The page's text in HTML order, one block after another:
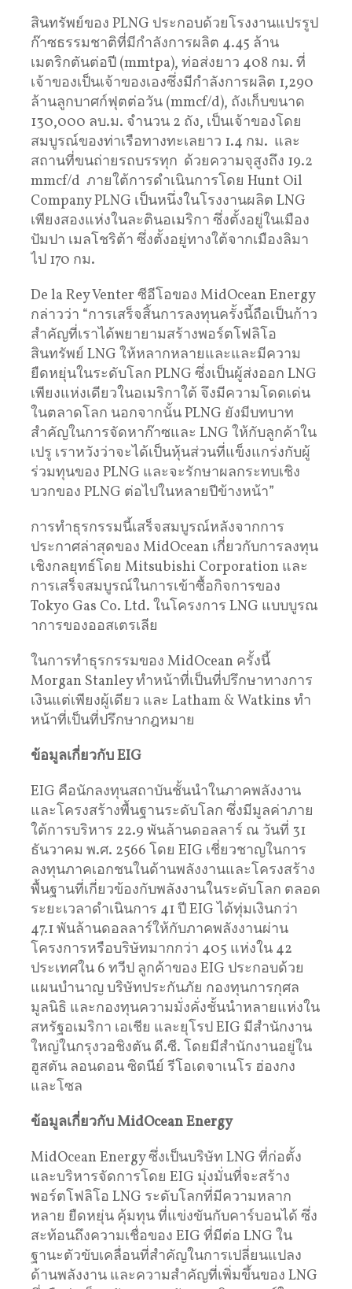
สินทรัพย์ของ PLNG ประกอบด้วยโรงงานแปรรูป
ก๊าซธรรมชาติที่มีกำลังการผลิต 4.45 ล้าน
เมตริกตันต่อปี (mmtpa), ท่อส่งยาว 408 กม. ที่
เจ้าของเป็นเจ้าของเองซึ่งมีกำลังการผลิต 1,290
ล้านลูกบาศก์ฟุตต่อวัน (mmcf/d), ถังเก็บขนาด
130,000 ลบ.ม. จำนวน 2 ถัง, เป็นเจ้าของโดย
สมบูรณ์ของท่าเรือทางทะเลยาว 1.4 กม. และ
สถานที่ขนถ่ายรถบรรทุก ด้วยความจุสูงถึง 19.2
mmcf/d ภายใต้การดำเนินการโดย Hunt Oil
Company PLNG เป็นหนึ่งในโรงงานผลิต LNG
เพียงสองแห่งในละตินอเมริกา ซึ่งตั้งอยู่ในเมือง
ปัมปา เมลโชริต้า ซึ่งตั้งอยู่ทางใต้จากเมืองลิมา
ไป 170 กม.
De la Rey Venter ซีอีโอของ MidOcean Energy
กล่าวว่า “การเสร็จสิ้นการลงทุนครั้งนี้ถือเป็นก้าว
สำคัญที่เราได้พยายามสร้างพอร์ตโฟลิโอ
สินทรัพย์ LNG ให้หลากหลายและและมีความ
ยืดหยุ่นในระดับโลก PLNG ซึ่งเป็นผู้ส่งออก LNG
เพียงแห่งเดียวในอเมริกาใต้ จึงมีความโดดเด่น
ในตลาดโลก นอกจากนั้น PLNG ยังมีบทบาท
สำคัญในการจัดหาก๊าซและ LNG ให้กับลูกค้าใน
เปรู เราหวังว่าจะได้เป็นหุ้นส่วนที่แข็งแกร่งกับผู้
ร่วมทุนของ PLNG และจะรักษาผลกระทบเชิง
บวกของ PLNG ต่อไปในหลายปีข้างหน้า”
การทำธุรกรรมนี้เสร็จสมบูรณ์หลังจากการ
ประกาศล่าสุดของ MidOcean เกี่ยวกับการลงทุน
เชิงกลยุทธ์โดย Mitsubishi Corporation และ
การเสร็จสมบูรณ์ในการเข้าซื้อกิจการของ
Tokyo Gas Co. Ltd. ในโครงการ LNG แบบบูรณ
าการของออสเตรเลีย
ในการทำธุรกรรมของ MidOcean ครั้งนี้
Morgan Stanley ทำหน้าที่เป็นที่ปรึกษาทางการ
เงินแต่เพียงผู้เดียว และ Latham & Watkins ทำ
หน้าที่เป็นที่ปรึกษากฎหมาย
ข้อมูลเกี่ยวกับ EIG
EIG คือนักลงทุนสถาบันชั้นนำในภาคพลังงาน
และโครงสร้างพื้นฐานระดับโลก ซึ่งมีมูลค่าภาย
ใต้การบริหาร 22.9 พันล้านดอลลาร์ ณ วันที่ 31
ธันวาคม พ.ศ. 2566 โดย EIG เชี่ยวชาญในการ
ลงทุนภาคเอกชนในด้านพลังงานและโครงสร้าง
พื้นฐานที่เกี่ยวข้องกับพลังงานในระดับโลก ตลอด
ระยะเวลาดำเนินการ 41 ปี EIG ได้ทุ่มเงินกว่า
47.1 พันล้านดอลลาร์ให้กับภาคพลังงานผ่าน
โครงการหรือบริษัทมากกว่า 405 แห่งใน 42
ประเทศใน 6 ทวีป ลูกค้าของ EIG ประกอบด้วย
แผนบำนาญ บริษัทประกันภัย กองทุนการกุศล
มูลนิธิ และกองทุนความมั่งคั่งชั้นนำหลายแห่งใน
สหรัฐอเมริกา เอเชีย และยุโรป EIG มีสำนักงาน
ใหญ่ในกรุงวอชิงตัน ดี.ซี. โดยมีสำนักงานอยู่ใน
ฮูสตัน ลอนดอน ซิดนีย์ รีโอเดจาเนโร ฮ่องกง
และโซล
ข้อมูลเกี่ยวกับ MidOcean Energy
MidOcean Energy ซึ่งเป็นบริษัท LNG ที่ก่อตั้ง
และบริหารจัดการโดย EIG มุ่งมั่นที่จะสร้าง
พอร์ตโฟลิโอ LNG ระดับโลกที่มีความหลาก
หลาย ยืดหยุ่น คุ้มทุน ที่แข่งขันกับคาร์บอนได้ ซึ่ง
สะท้อนถึงความเชื่อของ EIG ที่มีต่อ LNG ใน
ฐานะตัวขับเคลื่อนที่สำคัญในการเปลี่ยนแปลง
ด้านพลังงาน และความสำคัญที่เพิ่มขึ้นของ LNG